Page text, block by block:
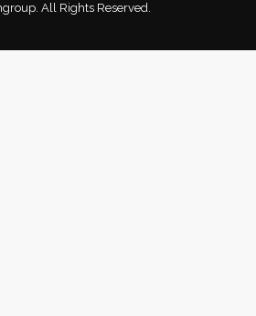
All Rights Reserved.